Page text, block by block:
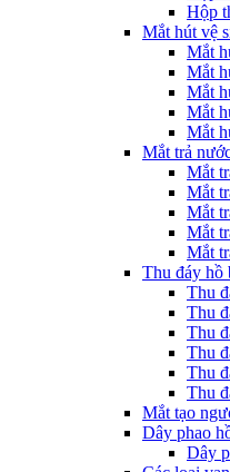
Hộp
Mắt hút vệ
Mắt
Mắt
Mắt
Mắt
Mắt
Mắt trả
Mắt
Mắt
Mắt
Mắt
Mắt
Thu đáy hồ
Thu
Thu
Thu
Thu
Thu
Thu
Mắt tạo
Dây phao
Dây